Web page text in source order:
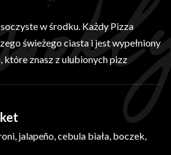
w środku. Każdy Pizza
świeżego ciasta i jest wypełniony
które znasz z ulubionych pizz
jalapeño, cebula biała, boczek,